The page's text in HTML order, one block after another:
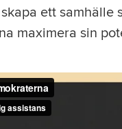
ett samhälle
maximera sin